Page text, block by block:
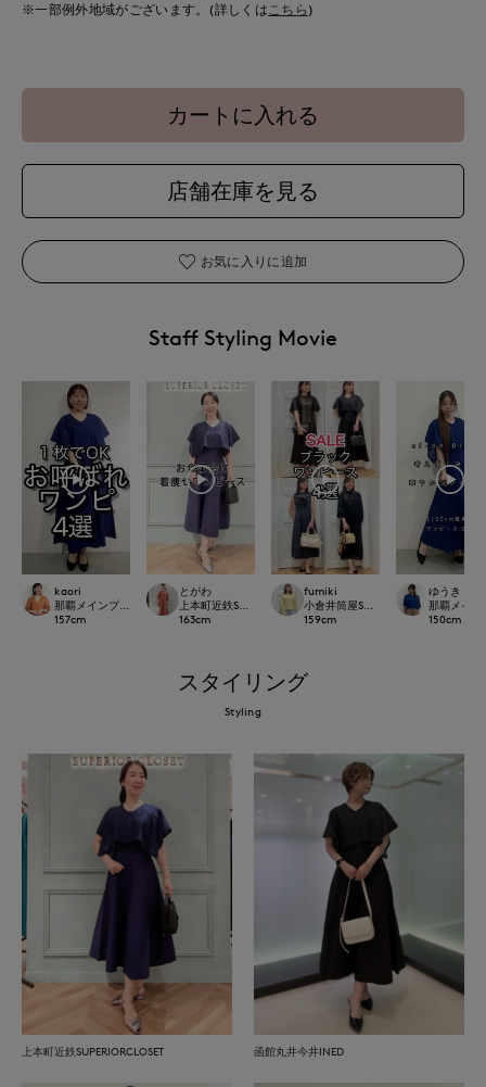
※一部例外地域がございます。(詳しくはこちら )
カートに入れる
店舗在庫を見る
お気に入りに追加
Staff Styling Movie
kaori
那覇メインプレイスI.T.'S.international
157cm
とがわ
上本町近鉄SUPERIORCLOSET
163cm
fumiki
小倉井筒屋SUPERIOR CLOSET
159cm
ゆうき
那覇メイ
150cm
スタイリング
Styling
上本町近鉄SUPERIORCLOSET 函館丸井今井INED